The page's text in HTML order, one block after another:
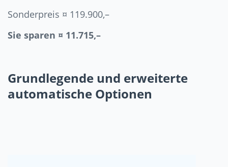
Sonderpreis ¤ 119.900,–
Sie sparen ¤ 11.715,–
Grundlegende und erweiterte
automatische Optionen